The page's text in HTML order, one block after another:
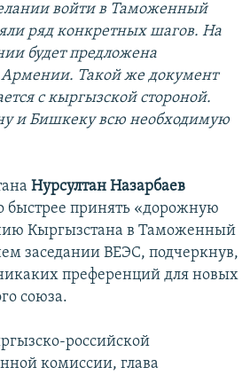
войти в Таможенный
ряд конкретных шагов. На
будет предложена
Армении. Такой же документ
с кыргызской стороной.
и Бишкеку всю необходимую
Нурсултан Назарбаев
быстрее принять «дорожную
Кыргызстана в Таможенный
заседании ВЕЭС, подчеркнув,
преференций для новых
союза.
российской
комиссии, глава